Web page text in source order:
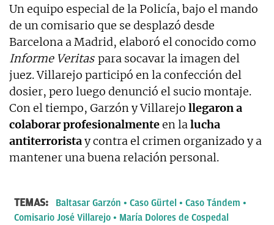
Un equipo especial de la Policía, bajo el mando
de un comisario que se desplazó desde
Barcelona a Madrid, elaboró el conocido como
Informe Veritas para socavar la imagen del
juez. Villarejo participó en la confección del
dosier, pero luego denunció el sucio montaje.
Con el tiempo, Garzón y Villarejo llegaron a
colaborar profesionalmenteen lalucha
antiterroristay contra el crimen organizado y a
mantener una buena relación personal.
TEMAS: Baltasar Garzón Caso Gürtel
Caso Tándem
Comisario José Villarejo
María Dolores de Cospedal